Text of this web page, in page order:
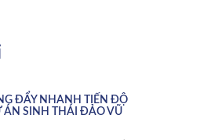
ĐẨY NHANH TIẾN ĐỘ
ÁN SINH THÁI ĐẢO VŨ